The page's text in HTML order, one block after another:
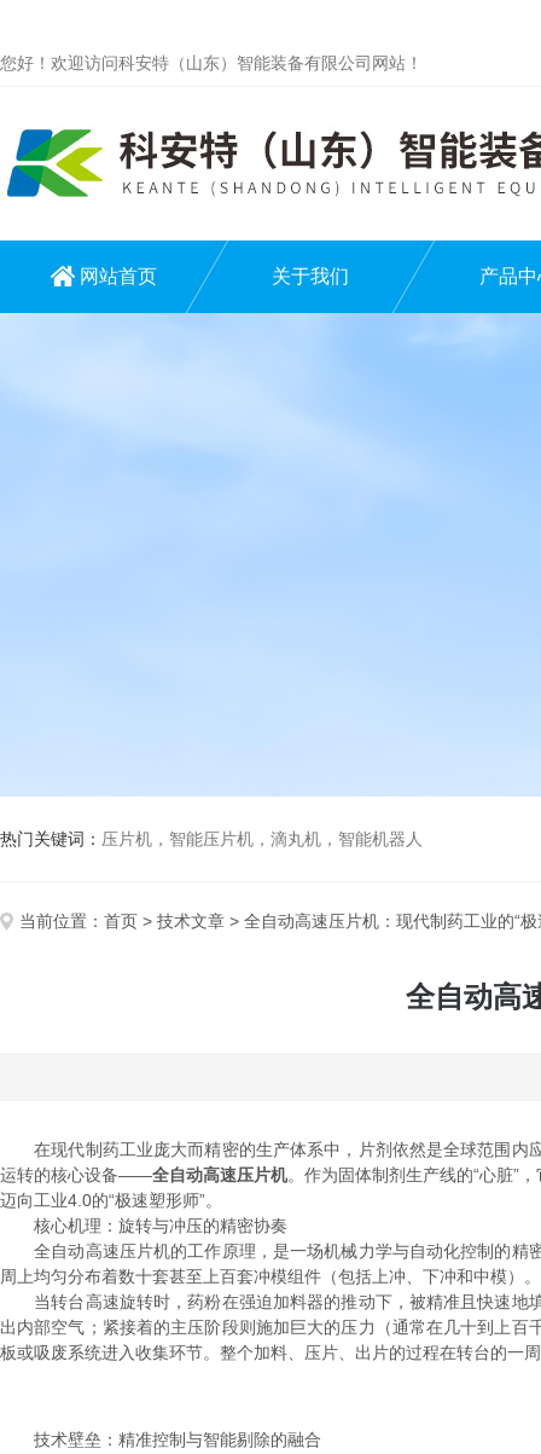
您好！欢迎访问科安特（山东）智能装备有限公司网站！
网站首页 关于我们 产品中
热门关键词： 压片机，智能压片机，滴丸机，智能机器人
当前位置： 首页 > 技术文章 > 全自动高速压片机：现代制药工业的“极
全自动高
在现代制药工业庞大而精密的生产体系中，片剂依然是全球范围内
运转的核心设备——全自动高速压片机。作为固体制剂生产线的“心脏”
迈向工业4.0的“极速塑形师”。
核心机理：旋转与冲压的精密协奏
全自动高速压片机的工作原理，是一场机械力学与自动化控制的精
周上均匀分布着数十套甚至上百套冲模组件（包括上冲、下冲和中模）。
当转台高速旋转时，药粉在强迫加料器的推动下，被精准且快速地
出内部空气；紧接着的主压阶段则施加巨大的压力（通常在几十到上
板或吸废系统进入收集环节。整个加料、压片、出片的过程在转台的一
技术壁垒：精准控制与智能剔除的融合